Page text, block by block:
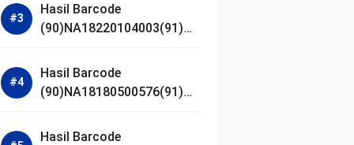
Hasil Barcode
(90)NA18220104003(91)25
Hasil Barcode
(90)NA18180500576(91)21
Hasil Barcode